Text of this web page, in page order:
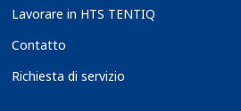
Lavorare in HTS TENTIQ
Contatto
Richiesta di servizio